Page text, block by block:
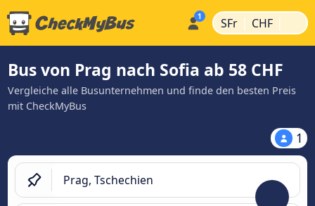
SFr | CHF |
Bus von Prag nach Sofia ab 58 CHF
Vergleiche alle Busunternehmen und finde den besten Preis
mit CheckMyBus
1